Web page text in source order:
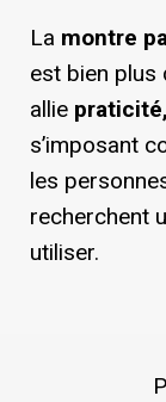
La montre
est bien plus
allie
s’imposant
les
recherchent
utiliser.